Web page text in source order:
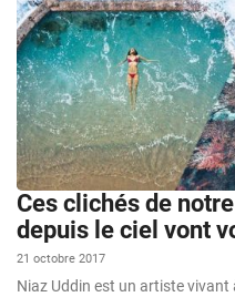
Ces clichés de
depuis le ciel vont
21 octobre 2017
Niaz Uddin est un artiste vivant